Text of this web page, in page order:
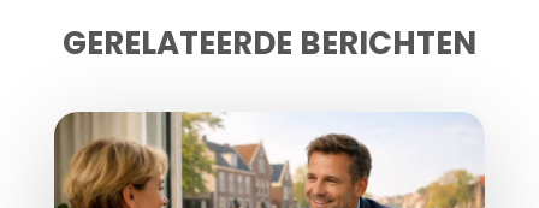
GERELATEERDE BERICHTEN